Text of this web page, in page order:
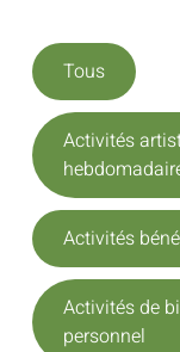
Tous
Activités
Activités
Activités de
personnel